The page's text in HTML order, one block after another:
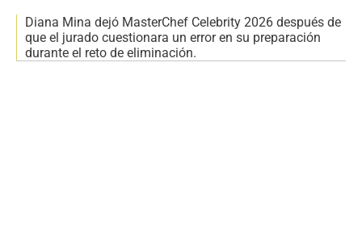
Diana Mina dejó MasterChef Celebrity 2026 después de
que el jurado cuestionara un error en su preparación
durante el reto de eliminación.